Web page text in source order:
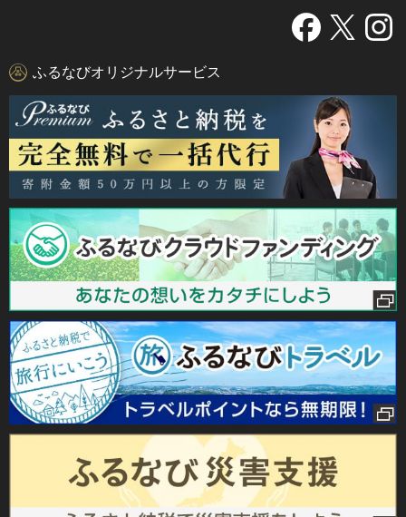
ふるなびオリジナルサービス